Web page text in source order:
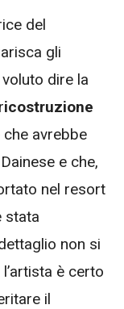
del
gli
dire la
icostruzione
che avrebbe
e che,
nel resort
stata
non si
è certo
il